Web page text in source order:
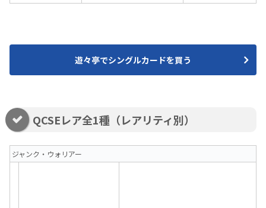
遊々亭でシングルカードを買う
QCSEレア全1種（レアリティ別）
ジャンク・ウォリアー